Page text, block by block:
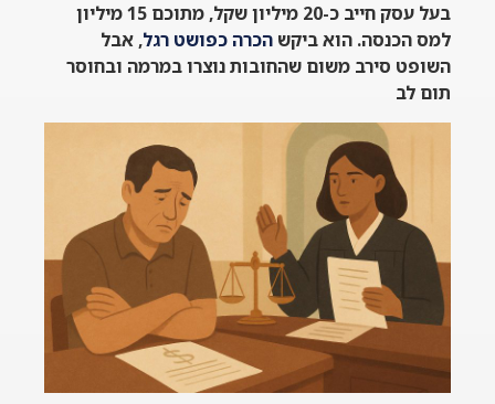
בעל עסק חייב כ-20 מיליון שקל, מתוכם 15 מיליון
למס הכנסה. הוא ביקש הכרה כפושט רגל, אבל
השופט סירב משום שהחובות נוצרו במרמה ובחוסר
תום לב